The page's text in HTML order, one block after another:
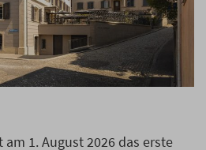
1. August 2026 das erste